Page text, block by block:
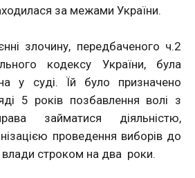
за межами України.
злочину, передбаченого ч.2
кодексу України, була
у суді. Їй було призначено
5 років позбавлення волі з
займатися діяльністю,
проведення виборів до
влади строком на два роки.